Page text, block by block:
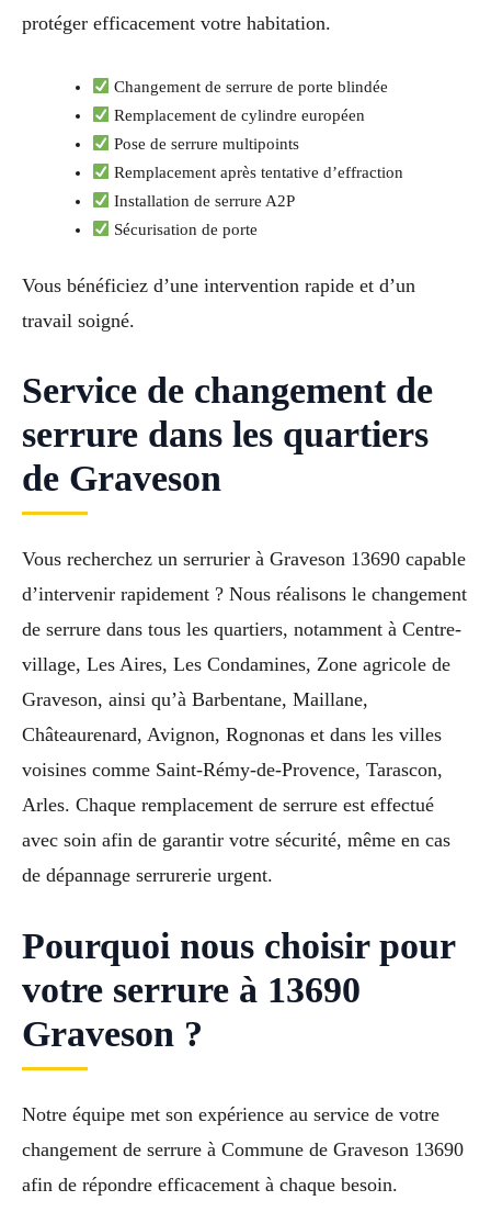
protéger efficacement votre habitation.
Changement de serrure de porte blindée
Remplacement de cylindre européen
Pose de serrure multipoints
Remplacement après tentative d’effraction
Installation de serrure A2P
Sécurisation de porte
Vous bénéficiez d’une intervention rapide et d’un
travail soigné.
Service de changement de
serrure dans les quartiers
de Graveson
Vous recherchez un serrurier à Graveson 13690 capable
d’intervenir rapidement ? Nous réalisons le changement
de serrure dans tous les quartiers, notamment à Centre-
village, Les Aires, Les Condamines, Zone agricole de
Graveson, ainsi qu’à Barbentane, Maillane,
Châteaurenard, Avignon, Rognonas et dans les villes
voisines comme Saint-Rémy-de-Provence, Tarascon,
Arles. Chaque remplacement de serrure est effectué
avec soin afin de garantir votre sécurité, même en cas
de dépannage serrurerie urgent.
Pourquoi nous choisir pour
votre serrure à 13690
Graveson ?
Notre équipe met son expérience au service de votre
changement de serrure à Commune de Graveson 13690
afin de répondre efficacement à chaque besoin.